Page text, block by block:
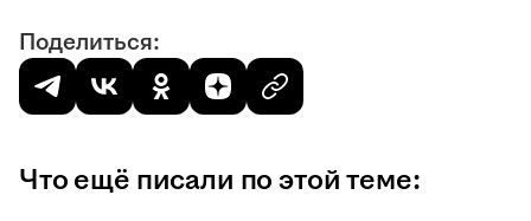
Поделиться:
Что ещё писали по этой теме: